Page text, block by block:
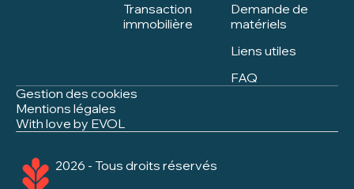
Transaction
immobilière
Demande de
matériels
Liens utiles
FAQ
2026 - Tous droits réservés
Gestion des cookies
Mentions légales
With love by EVOL